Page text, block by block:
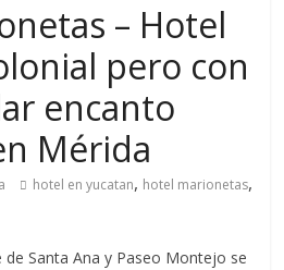
– Hotel
pero con
encanto
Mérida
hotel en yucatan, hotel marionetas,
de Santa Ana y Paseo Montejo se